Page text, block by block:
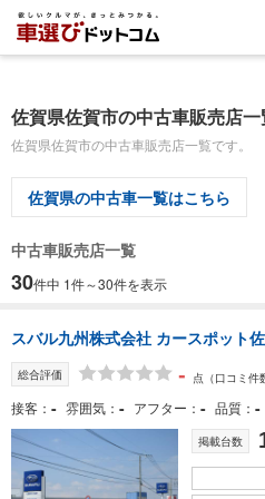
佐賀県佐賀市の中古車販売店一
佐賀県佐賀市の中古車販売店一覧です。
佐賀県の中古車一覧はこちら
中古車販売店一覧
30件中 1件～30件を表示
スバル九州株式会社 カースポット
総合評価 - 点 （口コミ件
接客 - 雰囲気 - アフター - 品質 -
掲載台数